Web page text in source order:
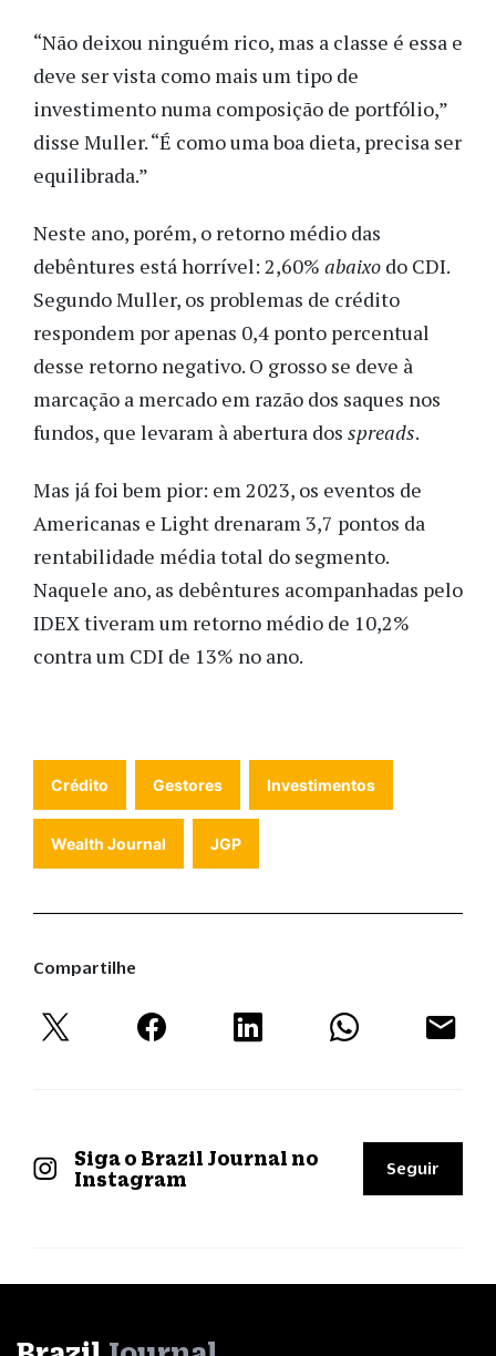
“Não deixou ninguém rico, mas a classe é essa e
deve ser vista como mais um tipo de
investimento numa composição de portfólio,”
disse Muller. “É como uma boa dieta, precisa ser
equilibrada.”
Neste ano, porém, o retorno médio das
debêntures está horrível: 2,60% abaixo do CDI.
Segundo Muller, os problemas de crédito
respondem por apenas 0,4 ponto percentual
desse retorno negativo. O grosso se deve à
marcação a mercado em razão dos saques nos
fundos, que levaram à abertura dos spreads.
Mas já foi bem pior: em 2023, os eventos de
Americanas e Light drenaram 3,7 pontos da
rentabilidade média total do segmento.
Naquele ano, as debêntures acompanhadas pelo
IDEX tiveram um retorno médio de 10,2%
contra um CDI de 13% no ano.
Crédito Gestores Investimentos
Wealth Journal JGP
Compartilhe
Siga o Brazil Journal no
Instagram
Seguir